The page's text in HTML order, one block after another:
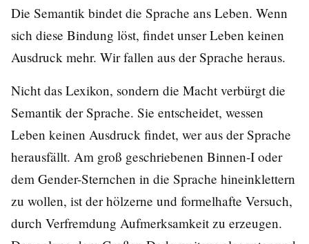
Die Semantik bindet die Sprache ans Leben. Wenn
sich diese Bindung löst, findet unser Leben keinen
Ausdruck mehr. Wir fallen aus der Sprache heraus.
Nicht das Lexikon, sondern die Macht verbürgt die
Semantik der Sprache. Sie entscheidet, wessen
Leben keinen Ausdruck findet, wer aus der Sprache
herausfällt. Am groß geschriebenen Binnen-I oder
dem Gender-Sternchen in die Sprache hineinklettern
zu wollen, ist der hölzerne und formelhafte Versuch,
durch Verfremdung Aufmerksamkeit zu erzeugen.